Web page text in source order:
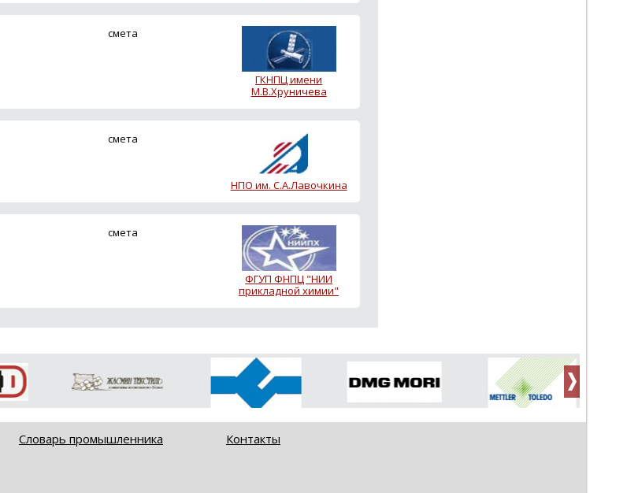
смета
ГКНПЦ имени
М.В.Хруничева
смета
НПО им. С.А.Лавочкина
смета
ФГУП ФНПЦ "НИИ
прикладной химии"
Словарь промышленника Контакты